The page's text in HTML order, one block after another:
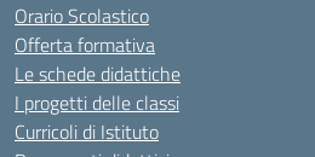
Orario Scolastico
Offerta formativa
Le schede didattiche
I progetti delle classi
Curricoli di Istituto